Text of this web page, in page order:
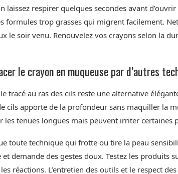
laissez respirer quelques secondes avant
formules trop grasses qui migrent facilement.
le soir venu. Renouvelez vos crayons selon la
le crayon en muqueuse par d’autres
tracé au ras des cils reste une alternative
cils apporte de la profondeur sans maquiller la
les tenues longues mais peuvent irriter certaines
toute technique qui frotte ou tire la peau
demande des gestes doux. Testez les produits
réactions. L’entretien des outils et le respect